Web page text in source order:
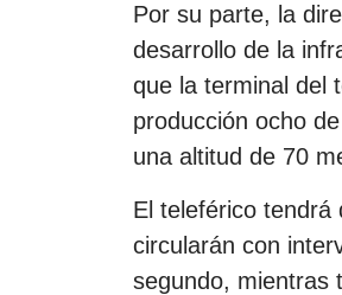
Por su parte, la
desarrollo de la
que la terminal del
producción ocho
una altitud de 70
El teleférico tendrá
circularán con
segundo, mientras